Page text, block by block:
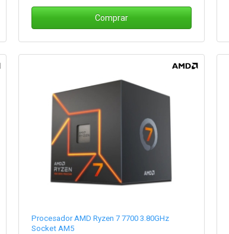
Comprar
Procesador AMD Ryzen 7 7700 3.80GHz
Socket AM5